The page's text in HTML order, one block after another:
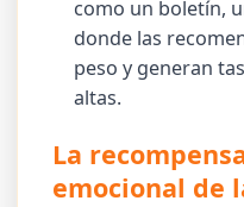
como un boletín,
donde las
peso y generan
altas.
La
emocional de